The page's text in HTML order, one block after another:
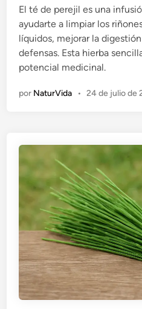
c
a
d
o
e
El té de perejil es una
ayudarte a limpiar los
líquidos, mejorar la
defensas. Esta hierba
potencial medicinal.
por NaturVida • 24 de julio de